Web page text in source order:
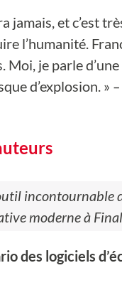
jamais, et c’est
l’humanité.
Moi, je parle
d’explosion. »
incontournable
moderne à
des logiciels